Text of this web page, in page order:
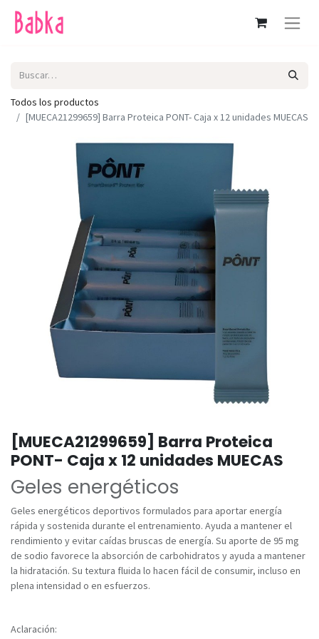
Todos los productos
[MUECA21299659] Barra Proteica PONT- Caja x 12 unidades MUECAS
[MUECA21299659] Barra Proteica
PONT- Caja x 12 unidades MUECAS
Geles energéticos
Geles energéticos deportivos formulados para aportar energía
rápida y sostenida durante el entrenamiento. Ayuda a mantener el
rendimiento y evitar caídas bruscas de energía. Su aporte de 95 mg
de sodio favorece la absorción de carbohidratos y ayuda a mantener
la hidratación. Su textura fluida lo hacen fácil de consumir, incluso en
plena intensidad o en esfuerzos.
Aclaración: